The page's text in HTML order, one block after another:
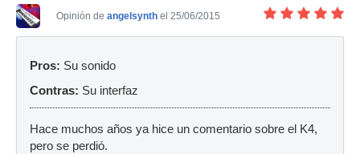
Opinión de angelsynth el 25/06/2015
Pros: Su sonido
Contras: Su interfaz
Hace muchos años ya hice un comentario sobre el K4,
pero se perdió.